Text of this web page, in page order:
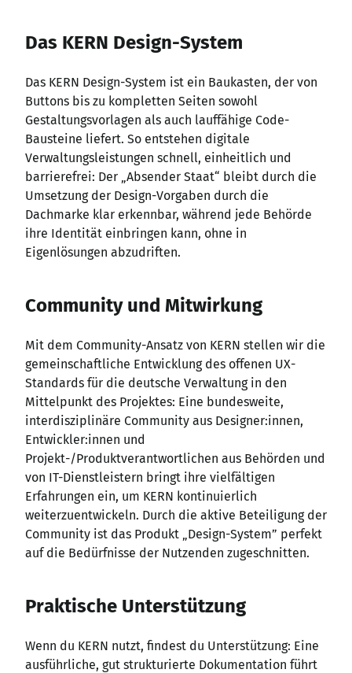
Das KERN Design-System
Das KERN Design-System ist ein Baukasten, der von
Buttons bis zu kompletten Seiten sowohl
Gestaltungsvorlagen als auch lauffähige Code-
Bausteine liefert. So entstehen digitale
Verwaltungsleistungen schnell, einheitlich und
barrierefrei: Der „Absender Staat“ bleibt durch die
Umsetzung der Design-Vorgaben durch die
Dachmarke klar erkennbar, während jede Behörde
ihre Identität einbringen kann, ohne in
Eigenlösungen abzudriften.
Community und Mitwirkung
Mit dem Community-Ansatz von KERN stellen wir die
gemeinschaftliche Entwicklung des offenen UX-
Standards für die deutsche Verwaltung in den
Mittelpunkt des Projektes: Eine bundesweite,
interdisziplinäre Community aus Designer:innen,
Entwickler:innen und
Projekt-/Produktverantwortlichen aus Behörden und
von IT-Dienstleistern bringt ihre vielfältigen
Erfahrungen ein, um KERN kontinuierlich
weiterzuentwickeln. Durch die aktive Beteiligung der
Community ist das Produkt „Design-System” perfekt
auf die Bedürfnisse der Nutzenden zugeschnitten.
Praktische Unterstützung
Wenn du KERN nutzt, findest du Unterstützung: Eine
ausführliche, gut strukturierte Dokumentation führt